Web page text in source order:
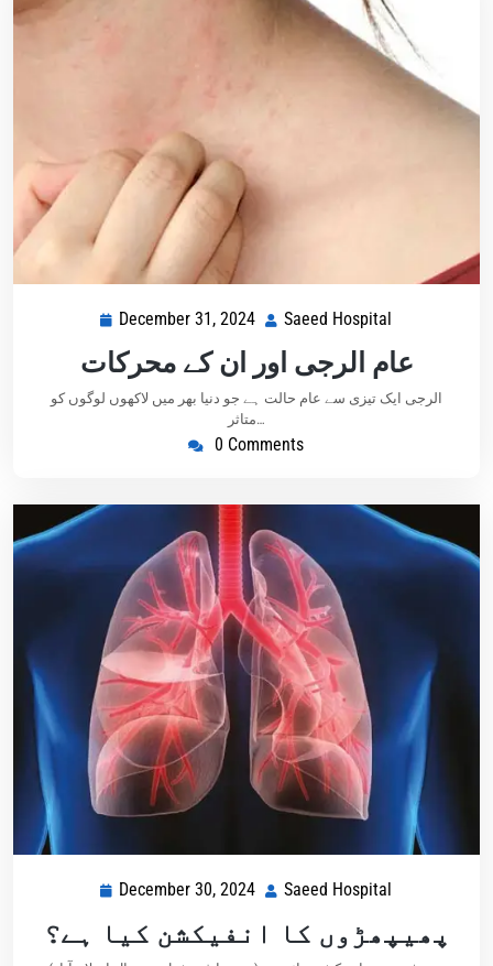
December 31, 2024 Saeed Hospital
عام الرجی اور ان کے محرکات
الرجی ایک تیزی سے عام حالت ہے جو دنیا بھر میں لاکھوں لوگوں کو
متاثر…
0 Comments
December 30, 2024 Saeed Hospital
پھیپھڑوں کا انفیکشن کیا ہے؟